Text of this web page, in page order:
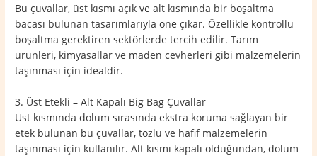
Bu çuvallar, üst kısmı açık ve alt kısmında bir boşaltma
bacası bulunan tasarımlarıyla öne çıkar. Özellikle kontrollü
boşaltma gerektiren sektörlerde tercih edilir. Tarım
ürünleri, kimyasallar ve maden cevherleri gibi malzemelerin
taşınması için idealdir.
3. Üst Etekli – Alt Kapalı Big Bag Çuvallar
Üst kısmında dolum sırasında ekstra koruma sağlayan bir
etek bulunan bu çuvallar, tozlu ve hafif malzemelerin
taşınması için kullanılır. Alt kısmı kapalı olduğundan, dolum